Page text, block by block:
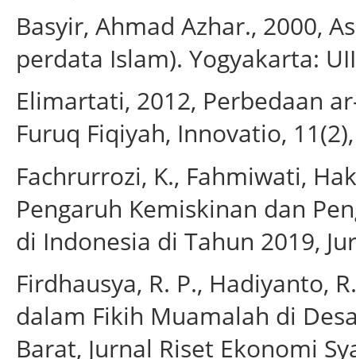
Basyir, Ahmad Azhar., 2000,
perdata Islam). Yogyakarta:
Elimartati, 2012, Perbedaan
Furuq Fiqiyah, Innovatio,
Fachrurrozi, K., Fahmiwati,
Pengaruh Kemiskinan dan
di Indonesia di Tahun 2019,
Firdhausya, R. P., Hadiyanto,
dalam Fikih Muamalah di
Barat, Jurnal Riset Ekonomi